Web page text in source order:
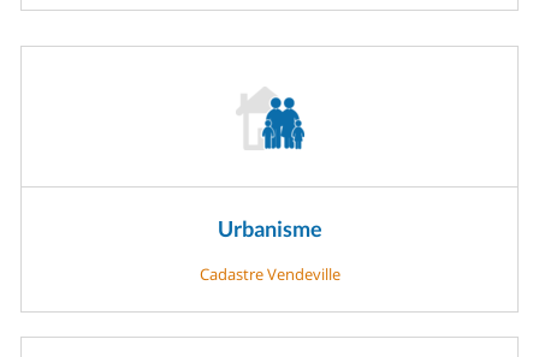
Urbanisme
Cadastre Vendeville